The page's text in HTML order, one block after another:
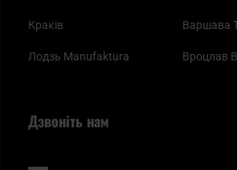
Краків
Лодзь Manufaktura
Варшава
Вроцлав
Дзвоніть нам